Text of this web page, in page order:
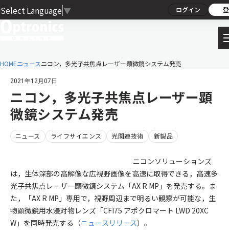
Select Language ▼ ログイン
HOMEニュースニコン，多光子共焦点レーザー顕微鏡システム発売
2021年12月07日
ニコン，多光子共焦点レーザー顕
微鏡システム発売
ニュース ライフサイエンス 光関連技術 新製品
ニコンソリューションズ
は，生体深部の高解像な広視野画像を高速に取得できる，高速多
光子共焦点レーザー顕微鏡システム「AX R MP」を発売する。ま
た，「AX R MP」専用で，視野周辺まで明るい観察が可能な，生
物顕微鏡用水浸対物レンズ「CFI75 アポクロマート LWD 20XC
W」を同時発売する（ニュースリリース）。